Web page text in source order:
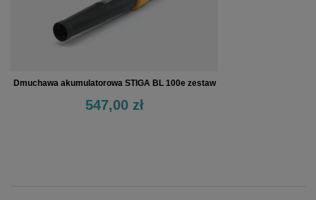
Dmuchawa akumulatorowa STIGA BL 100e zestaw
547,00 zł